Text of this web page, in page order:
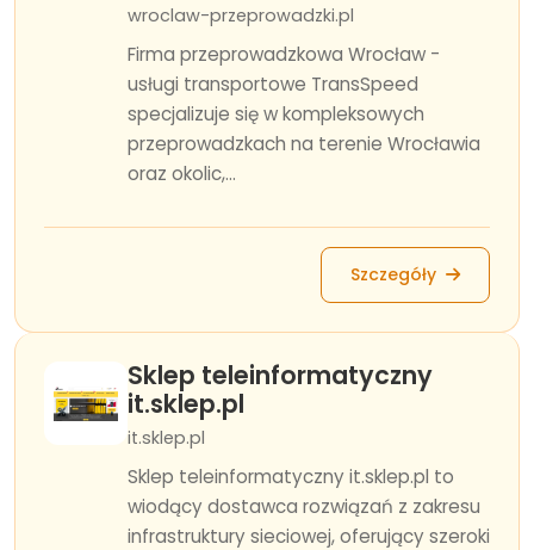
wroclaw-przeprowadzki.pl
Firma przeprowadzkowa Wrocław -
usługi transportowe TransSpeed
specjalizuje się w kompleksowych
przeprowadzkach na terenie Wrocławia
oraz okolic,...
Szczegóły
Sklep teleinformatyczny
it.sklep.pl
it.sklep.pl
Sklep teleinformatyczny it.sklep.pl to
wiodący dostawca rozwiązań z zakresu
infrastruktury sieciowej, oferujący szeroki